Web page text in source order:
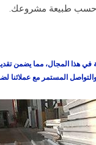
حسب طبيعة مشروعك.
في هذا المجال، مما يضمن
والتواصل المستمر مع عملائنا